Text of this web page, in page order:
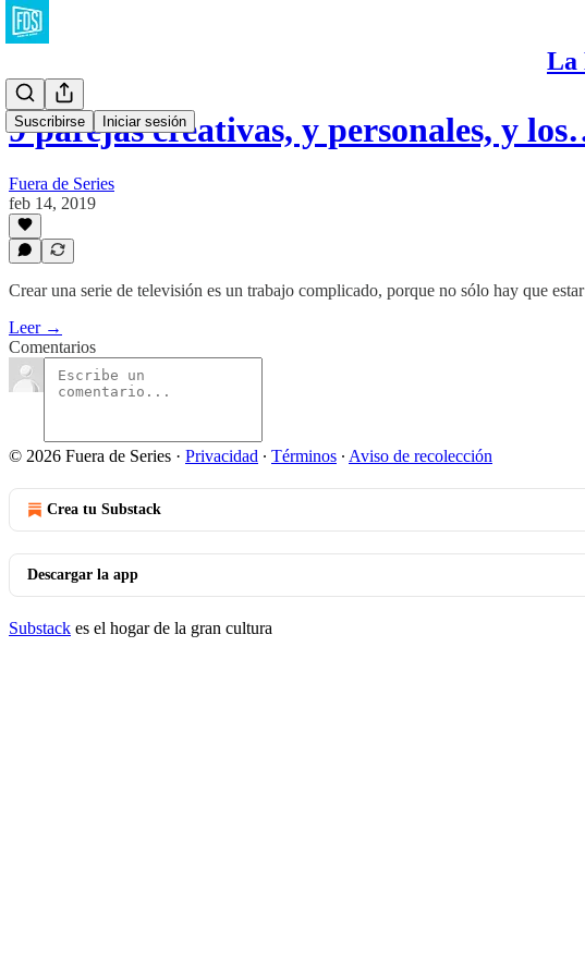
La
Suscribirse Iniciar sesión
9 parejas creativas, y personales, y
Fuera de Series
feb 14, 2019
Crear una serie de televisión es un trabajo complicado, porque no sólo hay que
Leer →
Comentarios
© 2026 Fuera de Series · Privacidad ∙ Términos ∙ Aviso de recolección
Crea tu Substack
Descargar la app
Substack es el hogar de la gran cultura